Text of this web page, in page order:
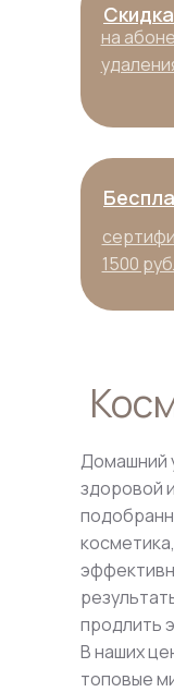
на
1500
Домашний
здоровой
продлить
В наших
топовые